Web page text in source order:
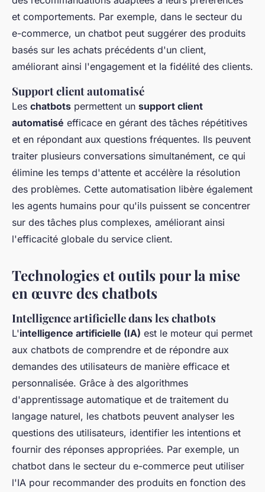
et comportements. Par exemple, dans le secteur du
e-commerce, un chatbot peut suggérer des produits
basés sur les achats précédents d'un client,
améliorant ainsi l'engagement et la fidélité des clients.
Support client automatisé
Les chatbots permettent un support client
automatisé efficace en gérant des tâches répétitives
et en répondant aux questions fréquentes. Ils peuvent
traiter plusieurs conversations simultanément, ce qui
élimine les temps d'attente et accélère la résolution
des problèmes. Cette automatisation libère également
les agents humains pour qu'ils puissent se concentrer
sur des tâches plus complexes, améliorant ainsi
l'efficacité globale du service client.
Technologies et outils pour la mise
en œuvre des chatbots
Intelligence artificielle dans les chatbots
L'intelligence artificielle (IA) est le moteur qui permet
aux chatbots de comprendre et de répondre aux
demandes des utilisateurs de manière efficace et
personnalisée. Grâce à des algorithmes
d'apprentissage automatique et de traitement du
langage naturel, les chatbots peuvent analyser les
questions des utilisateurs, identifier les intentions et
fournir des réponses appropriées. Par exemple, un
chatbot dans le secteur du e-commerce peut utiliser
l'IA pour recommander des produits en fonction des